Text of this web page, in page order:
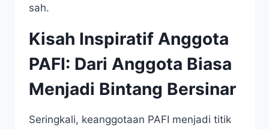
sah.
Kisah Inspiratif Anggota
PAFI: Dari Anggota Biasa
Menjadi Bintang Bersinar
Seringkali, keanggotaan PAFI menjadi titik